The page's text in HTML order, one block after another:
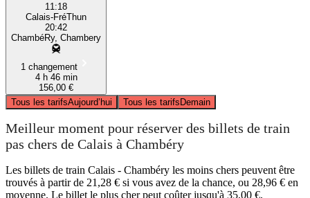
11:18
Calais-FréThun
20:42
ChambéRy, Chambery
1 changement
4 h 46 min
156,00 €
Tous les tarifsAujourd’hui Tous les tarifsDemain
Meilleur moment pour réserver des billets de train
pas chers de Calais à Chambéry
Les billets de train Calais - Chambéry les moins chers peuvent être
trouvés à partir de 21,28 € si vous avez de la chance, ou 28,96 € en
moyenne. Le billet le plus cher peut coûter jusqu'à 35,00 €.